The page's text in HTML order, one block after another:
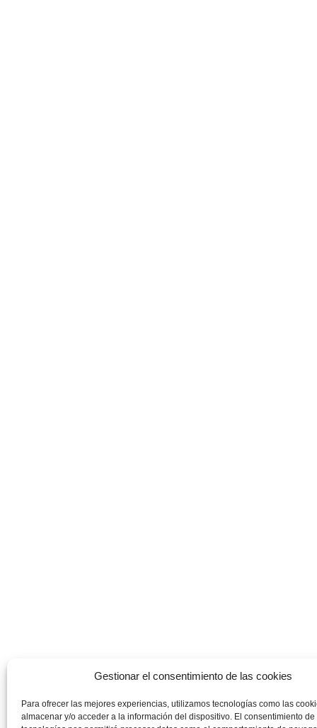
Gestionar el consentimiento de las cookies
Para ofrecer las mejores experiencias, utilizamos tecnologías como las
almacenar y/o acceder a la información del dispositivo. El consentimiento de